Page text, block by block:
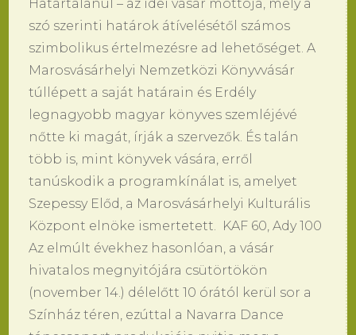
Határtalanul – az idei vásár mottója, mely a
szó szerinti határok átívelésétől számos
szimbolikus értelmezésre ad lehetőséget. A
Marosvásárhelyi Nemzetközi Könyvvásár
túllépett a saját határain és Erdély
legnagyobb magyar könyves szemléjévé
nőtte ki magát, írják a szervezők. És talán
több is, mint könyvek vására, erről
tanúskodik a programkínálat is, amelyet
Szepessy Előd, a Marosvásárhelyi Kulturális
Központ elnöke ismertetett. KAF 60, Ady 100
Az elmúlt évekhez hasonlóan, a vásár
hivatalos megnyitójára csütörtökön
(november 14.) délelőtt 10 órától kerül sor a
Színház téren, ezúttal a Navarra Dance